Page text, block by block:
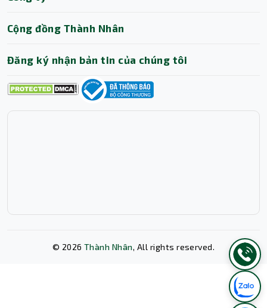
Cộng đồng Thành Nhân
Đăng ký nhận bản tin của chúng tôi
© 2026 Thành Nhân, All rights reserved.